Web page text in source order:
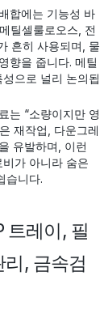
합에는 기능성 바
틸셀룰로오스, 전
흔히 사용되며, 물
향을 줍니다. 메틸
으로 널리 논의됩
는 “소량이지만 영
재작업, 다운그레
유발하며, 이런
가 아니라 숨은
습니다.
트레이, 필
, 금속검